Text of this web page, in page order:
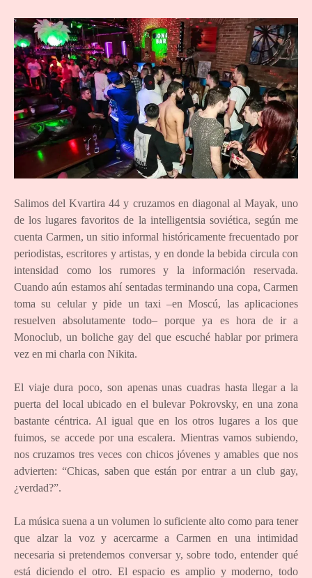
Salimos del Kvartira 44 y cruzamos en diagonal al Mayak, uno
de los lugares favoritos de la intelligentsia soviética, según me
cuenta Carmen, un sitio informal históricamente frecuentado por
periodistas, escritores y artistas, y en donde la bebida circula con
intensidad como los rumores y la información reservada.
Cuando aún estamos ahí sentadas terminando una copa, Carmen
toma su celular y pide un taxi –en Moscú, las aplicaciones
resuelven absolutamente todo– porque ya es hora de ir a
Monoclub, un boliche gay del que escuché hablar por primera
vez en mi charla con Nikita.
El viaje dura poco, son apenas unas cuadras hasta llegar a la
puerta del local ubicado en el bulevar Pokrovsky, en una zona
bastante céntrica. Al igual que en los otros lugares a los que
fuimos, se accede por una escalera. Mientras vamos subiendo,
nos cruzamos tres veces con chicos jóvenes y amables que nos
advierten: “Chicas, saben que están por entrar a un club gay,
¿verdad?”.
La música suena a un volumen lo suficiente alto como para tener
que alzar la voz y acercarme a Carmen en una intimidad
necesaria si pretendemos conversar y, sobre todo, entender qué
está diciendo el otro. El espacio es amplio y moderno, todo